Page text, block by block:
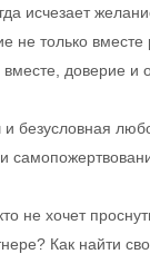
исчезает
не только
доверие
безусловная
не хочет
Как найти